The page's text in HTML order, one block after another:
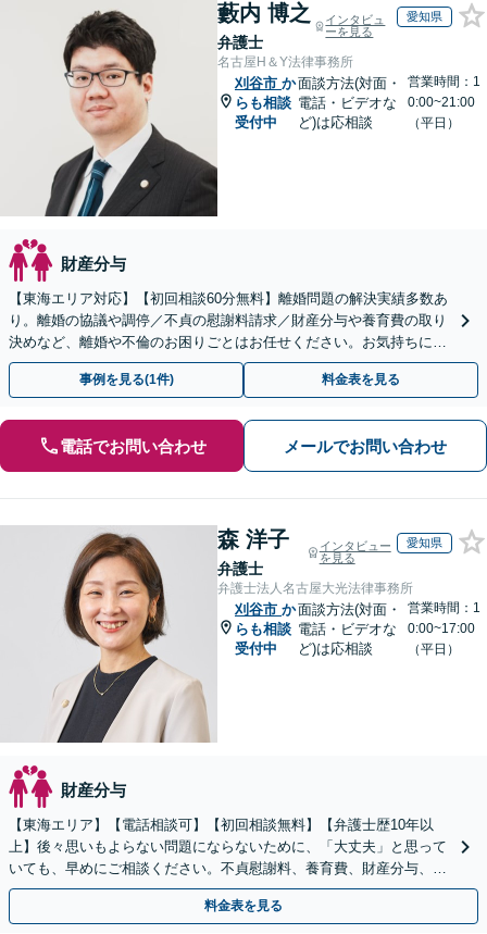
藪内 博之
弁護士
インタビュ
ーを見る
愛知県
名古屋H＆Y法律事務所
刈谷市 か
らも相談
受付中
面談方法(対面・
電話・ビデオな
ど)は応相談
営業時間：1
0:00~21:00
（平日）
財産分与
【東海エリア対応】【初回相談60分無料】離婚問題の解決実績多数あ
り。離婚の協議や調停／不貞の慰謝料請求／財産分与や養育費の取り
決めなど、離婚や不倫のお困りごとはお任せください。お気持ちに寄
り添い、ご意向に沿う解決を目指します【Web相談可】
事例を見る(1件) 料金表を見る
電話でお問い合わせ メールでお問い合わせ
森 洋子
弁護士
インタビュー
を見る
愛知県
弁護士法人名古屋大光法律事務所
刈谷市 か
らも相談
受付中
面談方法(対面・
電話・ビデオな
ど)は応相談
営業時間：1
0:00~17:00
（平日）
財産分与
【東海エリア】【電話相談可】【初回相談無料】【弁護士歴10年以
上】後々思いもよらない問題にならないために、「大丈夫」と思って
いても、早めにご相談ください。不貞慰謝料、養育費、財産分与、D
V、モラハラなど【出張相談可】
料金表を見る